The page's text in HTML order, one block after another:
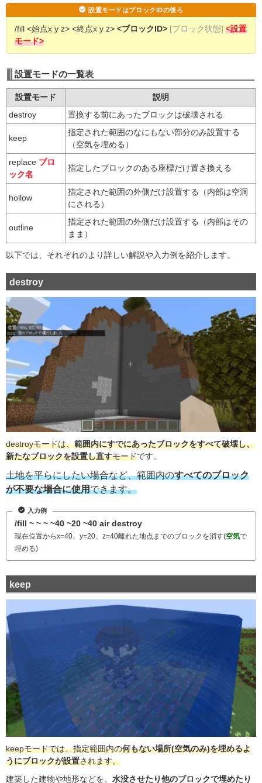
設置モードはブロックIDの後ろ
/fill <始点x y z> <終点x y z> <ブロックID> [ブロック状態] <設置
モード>
設置モードの一覧表
設置モード
説明
destroy
置換する前にあったブロックは破壊される
keep
指定された範囲のなにもない部分のみ設置する
（空気を埋める）
replace ブロ
ック名
指定したブロックのある座標だけ置き換える
hollow
指定された範囲の外側だけ設置する（内部は空洞
にされる）
outline
指定された範囲の外側だけ設置する（内部はその
まま）
以下では、それぞれのより詳しい解説や入力例を紹介します。
destroy
destroyモードは、範囲内にすでにあったブロックをすべて破壊し、
新たなブロックを設置し直すモードです。
土地を平らにしたい場合など、範囲内のすべてのブロック
が不要な場合に使用できます。
入力例
/fill ~ ~ ~ ~40 ~20 ~40 air destroy
現在位置からx=40、y=20、z=40離れた地点までのブロックを消す(空気で
埋める)
keep
keepモードでは、指定範囲内の何もない場所(空気のみ)を埋めるよ
うにブロックが設置されます。
建築した建物や地形などを、 水没させたり他のブロックで埋めたり